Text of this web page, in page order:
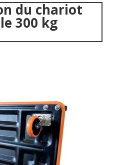
du chariot
300 kg